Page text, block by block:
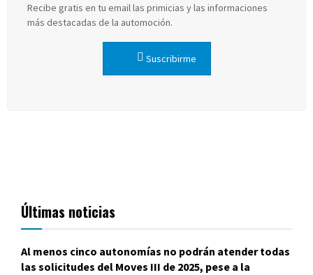
Recibe gratis en tu email las primicias y las informaciones
más destacadas de la automoción.
Suscribirme
Últimas noticias
Al menos cinco autonomías no podrán atender todas
las solicitudes del Moves III de 2025, pese a la